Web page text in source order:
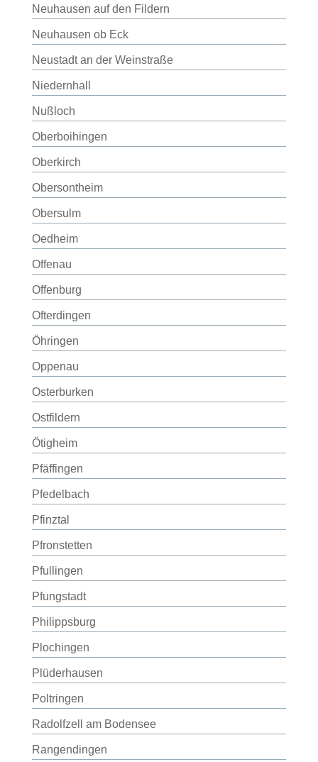
Neuhausen auf den Fildern
Neuhausen ob Eck
Neustadt an der Weinstraße
Niedernhall
Nußloch
Oberboihingen
Oberkirch
Obersontheim
Obersulm
Oedheim
Offenau
Offenburg
Ofterdingen
Öhringen
Oppenau
Osterburken
Ostfildern
Ötigheim
Pfäffingen
Pfedelbach
Pfinztal
Pfronstetten
Pfullingen
Pfungstadt
Philippsburg
Plochingen
Plüderhausen
Poltringen
Radolfzell am Bodensee
Rangendingen